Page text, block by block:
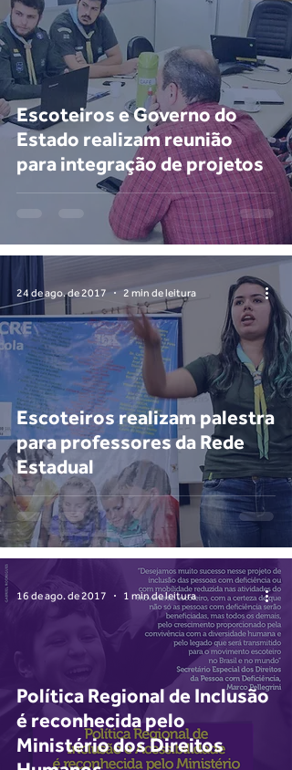
Escoteiros e Governo do
Estado realizam reunião
para integração de projetos
Escoteiros realizam palestra
para professores da Rede
Estadual
24 de ago. de 2017 2 min de leitura
Política Regional de Inclusão
é reconhecida pelo
Ministério dos Direitos
16 de ago. de 2017 1 min de leitura